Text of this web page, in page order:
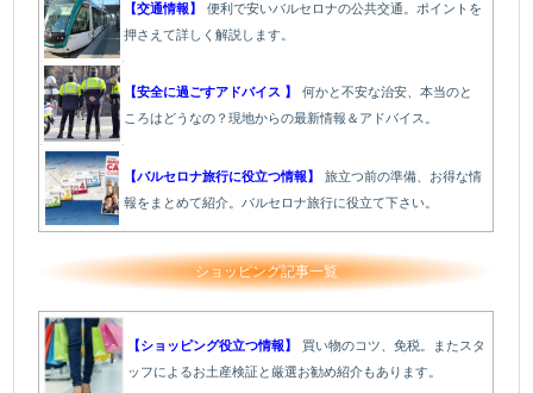
【交通情報】
便利で安いバルセロナの公共交通。ポイントを
押さえて詳しく解説します。
【安全に過ごすアドバイス 】
何かと不安な治安、本当のと
ころはどうなの？現地からの最新情報＆アドバイス。
【バルセロナ旅行に役立つ情報】
旅立つ前の準備、お得な情
報をまとめて紹介。バルセロナ旅行に役立て下さい。
ショッピング記事一覧
【ショッピング役立つ情報】
買い物のコツ、免税。またスタ
ッフによるお土産検証と厳選お勧め紹介もあります。